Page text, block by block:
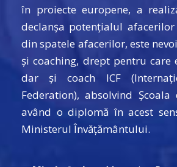
în proiecte europene, a
declanșa potențialul
din spatele afacerilor, este
și coaching, drept pentru care
dar și coach ICF
Federation), absolvind
având o diplomă în acest
Ministerul Învățământului.